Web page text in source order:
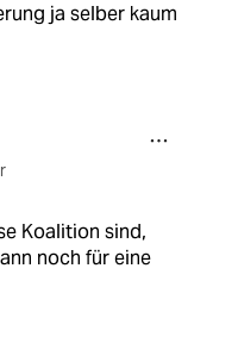
ja selber kaum
Koalition sind,
noch für eine